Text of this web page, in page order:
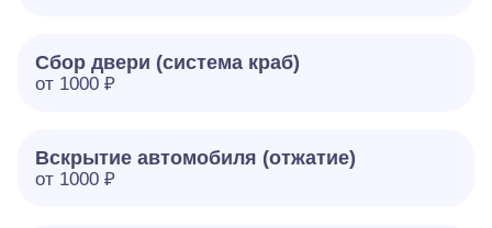
Сбор двери (система краб)
от 1000 ₽
Вскрытие автомобиля (отжатие)
от 1000 ₽